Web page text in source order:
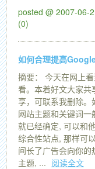
posted @ 2007-06-
(0)
如何合理提高
摘要： 今天在网上
看。本着好文大家共
享，可联系我删除。
网站主题和关键词
就已经确定, 可以和
综合性站点, 那样可
间长了广告会向你
主题, ... 阅读全文